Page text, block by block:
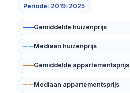
Periode: 2019-2025
Gemiddelde huizenprijs
Mediaan huizenprijs
Gemiddelde appartementsprijs
Mediaan appartementsprijs